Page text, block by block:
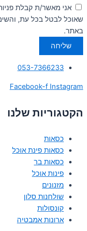
אני מאשר/ת קבלת פניות
שאוכל לבטל בכל עת,
באתר.
שליחה
053-7366233
Facebook-f Instagram
הקטגוריות שלנו
כסאות
כסאות פינת אוכל
כסאות בר
פינות אוכל
מזנונים
שולחנות סלון
קונסולות
ארונות אמבטיה